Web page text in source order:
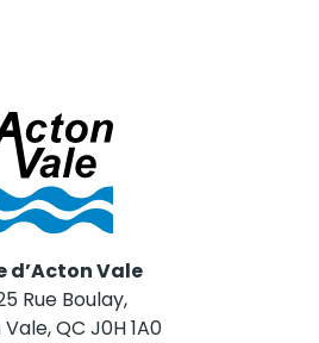
d’Acton Vale
Rue Boulay,
QC J0H 1A0